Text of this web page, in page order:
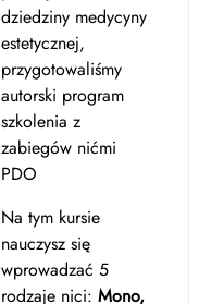
dziedziny medycyny
estetycznej,
przygotowaliśmy
autorski program
szkolenia z
zabiegów nićmi
PDO
Na tym kursie
nauczysz się
wprowadzać 5
rodzaje nici: Mono,